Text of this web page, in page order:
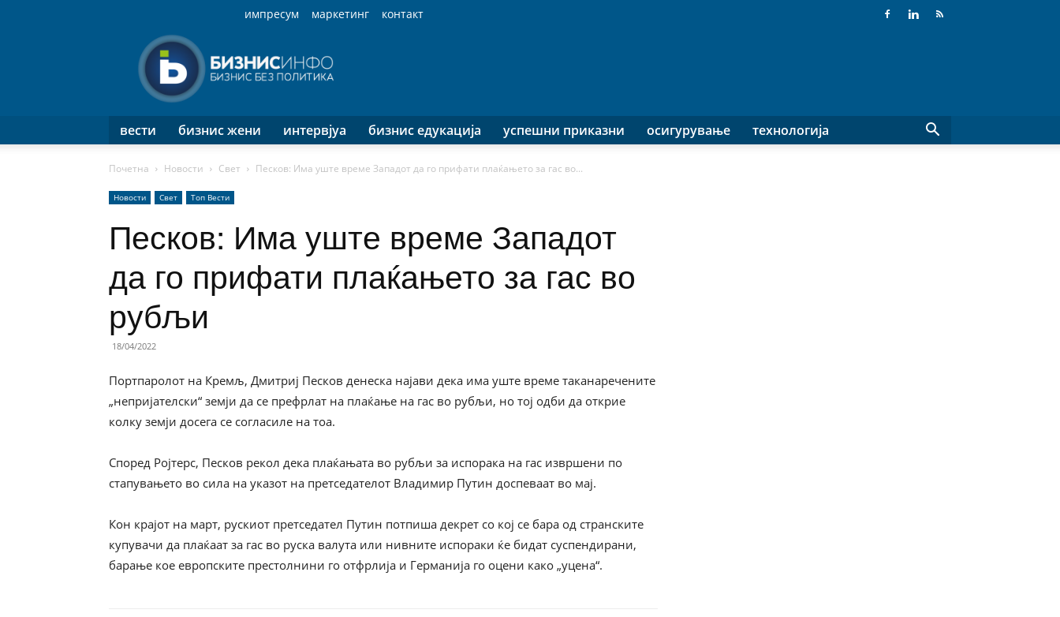
импресум маркетинг
контакт
Инфо
вести бизнис жени интервјуа бизнис едукација успешни приказни осигурување технологија
Почетна Новости Свет Песков: Има уште време Западот да го прифати плаќањето за гас во...
Новости Свет Топ Вести
Песков: Има уште време Западот
да го прифати плаќањето за гас во
рубљи
18/04/2022
Портпаролот на Кремљ, Дмитриј Песков денеска најави дека има уште време таканаречените
„непријателски“ земји да се префрлат на плаќање на гас во рубљи, но тој одби да открие
колку земји досега се согласиле на тоа.
Според Ројтерс, Песков рекол дека плаќањата во рубљи за испорака на гас извршени по
стапувањето во сила на указот на претседателот Владимир Путин доспеваат во мај.
Кон крајот на март, рускиот претседател Путин потпиша декрет со кој се бара од странските
купувачи да плаќаат за гас во руска валута или нивните испораки ќе бидат суспендирани,
барање кое европските престолнини го отфрлија и Германија го оцени како „уцена“.